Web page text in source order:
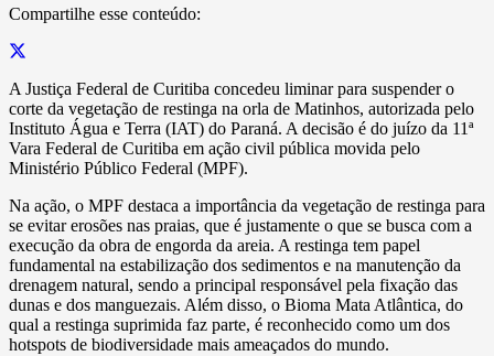
Compartilhe esse conteúdo:
A Justiça Federal de Curitiba concedeu liminar para suspender o
corte da vegetação de restinga na orla de Matinhos, autorizada pelo
Instituto Água e Terra (IAT) do Paraná. A decisão é do juízo da 11ª
Vara Federal de Curitiba em ação civil pública movida pelo
Ministério Público Federal (MPF).
Na ação, o MPF destaca a importância da vegetação de restinga para
se evitar erosões nas praias, que é justamente o que se busca com a
execução da obra de engorda da areia. A restinga tem papel
fundamental na estabilização dos sedimentos e na manutenção da
drenagem natural, sendo a principal responsável pela fixação das
dunas e dos manguezais. Além disso, o Bioma Mata Atlântica, do
qual a restinga suprimida faz parte, é reconhecido como um dos
hotspots de biodiversidade mais ameaçados do mundo.